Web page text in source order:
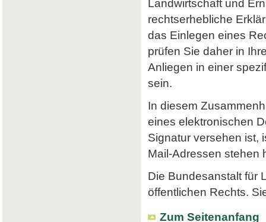
Landwirtschaft und
rechtserhebliche
das Einlegen eines
prüfen Sie daher in
Anliegen in einer
sein.
In diesem
eines elektronischen
Signatur versehen ist,
Mail-Adressen stehen
Die Bundesanstalt für
öffentlichen Rechts.
Zum Seitenanfang